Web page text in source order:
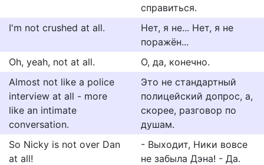
справиться.
I'm not crushed at all.
Нет, я не... Нет, я не
поражён...
Oh, yeah, not at all.
О, да, конечно.
Almost not like a police
interview at all - more
like an intimate
conversation.
Это не стандартный
полицейский допрос, а,
скорее, разговор по
душам.
So Nicky is not over Dan
at all!
- Выходит, Ники вовсе
не забыла Дэна! - Да.